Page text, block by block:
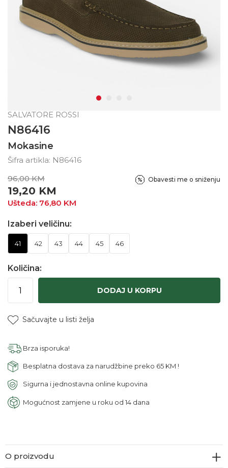
SALVATORE ROSSI
N86416
Mokasine
Šifra artikla: N86416
96,00 KM
19,20 KM
Ušteda: 76,80 KM
Obavesti me o sniženju
Izaberi veličinu:
41 42 43 44 45 46
Količina:
DODAJ U KORPU
Sačuvajte u listi želja
Brza isporuka!
Besplatna dostava za narudžbine preko 65 KM !
Sigurna i jednostavna online kupovina
Mogućnost zamjene u roku od 14 dana
O proizvodu